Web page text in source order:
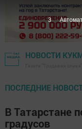
НОВОСТИ
ПОСЛЕДНИЕ
В Татарстане
градусов
2